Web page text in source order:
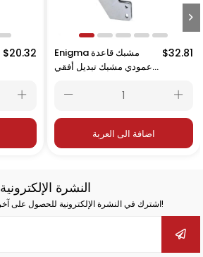
$20.32
Enigma مشبك قاعدة
عمودي مشبك تبديل أفقي
$32.81
اضافة الى العربة
النشرة الإلكترونية
اشترك في النشرة الإلكترونية للحصول على آخر الفرص والخصومات!